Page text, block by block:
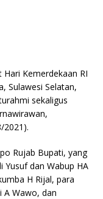
Kemerdekaan RI
Sulawesi Selatan,
sekaligus
2021).
Rujab Bupati, yang
Yusuf dan Wabup HA
H Rijal, para
A Wawo, dan